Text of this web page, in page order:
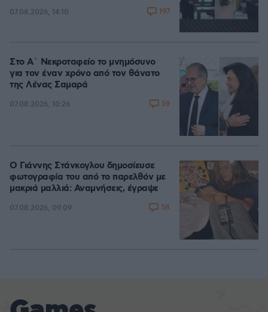
07.08.2026, 14:10 197
Στο Α΄ Νεκροταφείο το μνημόσυνο
για τον έναν χρόνο από τον θάνατο
της Λένας Σαμαρά
07.08.2026, 10:26 59
Ο Γιάννης Στάνκογλου δημοσίευσε
φωτογραφία του από το παρελθόν με
μακριά μαλλιά: Αναμνήσεις, έγραψε
07.08.2026, 09:09 58